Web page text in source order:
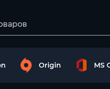
Origin MS